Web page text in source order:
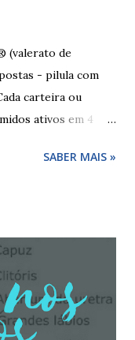
(valerato de
- pilula com
carteira ou
ativos em 4
4. Dosagem
dienogest 17
mg de valerato de
de dienogest 2
1 mg de valerato
SABER MAIS »